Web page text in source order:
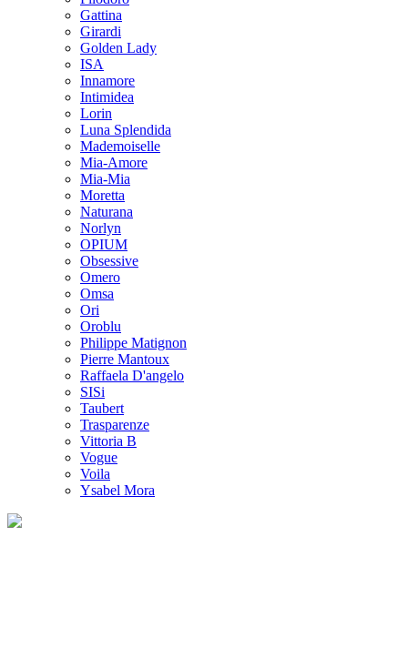
Gattina
Girardi
Golden Lady
ISA
Innamore
Intimidea
Lorin
Luna Splendida
Mademoiselle
Mia-Amore
Mia-Mia
Moretta
Naturana
Norlyn
OPIUM
Obsessive
Omero
Omsa
Ori
Oroblu
Philippe Matignon
Pierre Mantoux
Raffaela D'angelo
SISi
Taubert
Trasparenze
Vittoria B
Vogue
Voila
Ysabel Mora